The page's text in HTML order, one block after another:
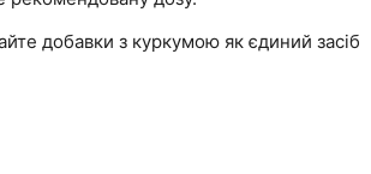
добавки з куркумою як єдиний засіб